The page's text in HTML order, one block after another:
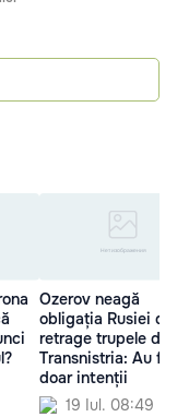
Ozerov neagă
obligația Rusiei
retrage trupele din
Transnistria: Au
doar intenții
19 Iul. 08:49